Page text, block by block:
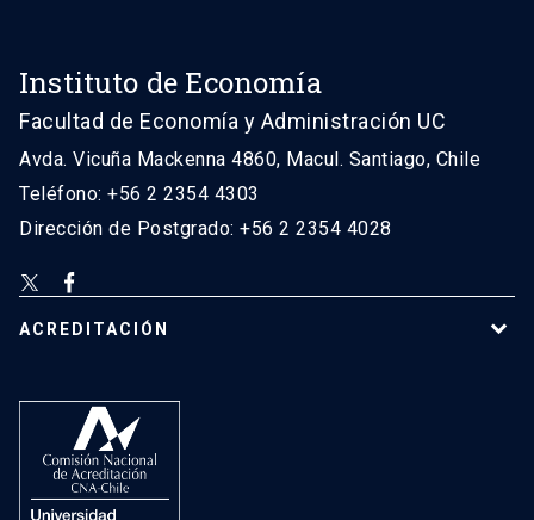
Instituto de Economía
Facultad de Economía y Administración UC
Avda. Vicuña Mackenna 4860, Macul. Santiago, Chile
Teléfono: +56 2 2354 4303
Dirección de Postgrado: +56 2 2354 4028
ACREDITACIÓN